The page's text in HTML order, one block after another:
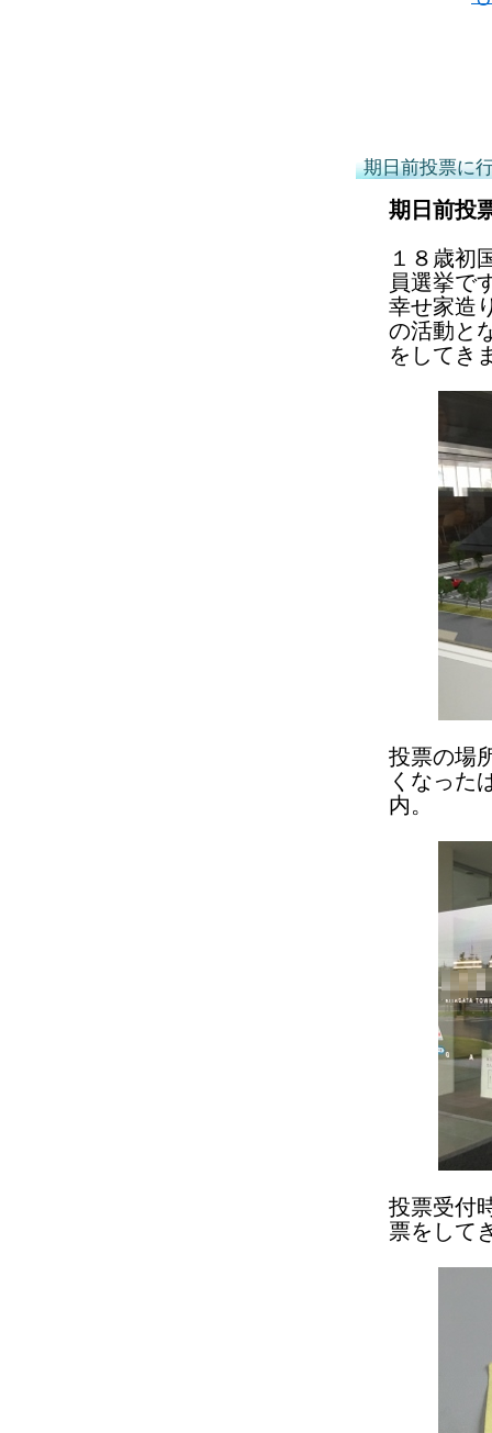
期日前投票に
期日前投
１８歳初
員選挙で
幸せ家造
の活動と
をしてき
投票の場
くなった
内。
投票受付
票をして